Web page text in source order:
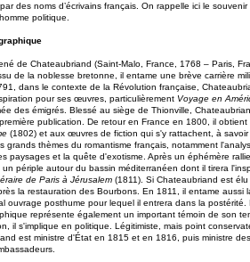
des noms d’écrivains français. On rappelle ici le
politique.
de Chateaubriand (Saint-Malo, France, 1768 – Paris,
de la noblesse bretonne, il entame une brève carrière
dans le contexte de la Révolution française,
pour ses œuvres, particulièrement Voyage en
des émigrés. Blessé au siège de Thionville,
publication. De retour en France en 1800, il
(1802) et aux œuvres de fiction qui s'y rattachent, à savoir
grands thèmes du romantisme français, notamment
paysages et la quête d'exotisme. Après un éphémère
un périple autour du bassin méditerranéen dont il tirera
de Paris à Jérusalem (1811). Si Chateaubriand est
la restauration des Bourbons. En 1811, il entame aussi
ouvrage posthume pour lequel il entrera dans la
représente également un important témoin de son
il s'implique en politique. Légitimiste, mais point
est ministre d'État en 1815 et en 1816, puis ministre